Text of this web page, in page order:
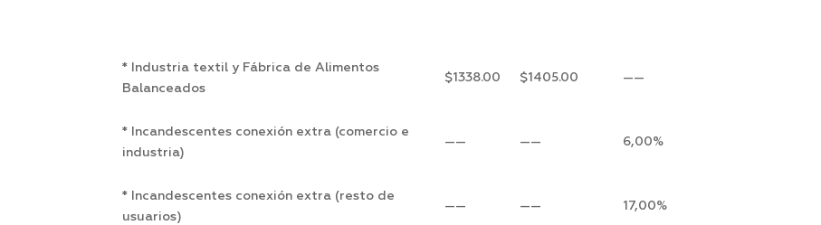
* Industria textil y Fábrica de Alimentos
Balanceados
$1338.00 $1405.00 ——
* Incandescentes conexión extra (comercio e
industria)
—— —— 6,00%
* Incandescentes conexión extra (resto de
usuarios)
—— —— 17,00%